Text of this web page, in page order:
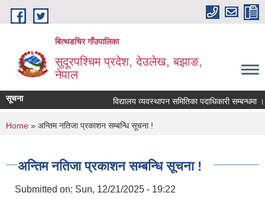
Skip to main content
बित्थडचिर गाँउपालिका
सुदूरपश्चिम प्रदेश, देउलेख, बझाङ,
नेपाल
सूचना विद्यालय व्यवस्थापन समितिका पदाधिकारी सम्बन्धमा ।
You are here
Home » अन्तिम नतिजा प्रकाशन सम्बन्धि सूचना !
अन्तिम नतिजा प्रकाशन सम्बन्धि सूचना !
Submitted on: Sun, 12/21/2025 - 19:22